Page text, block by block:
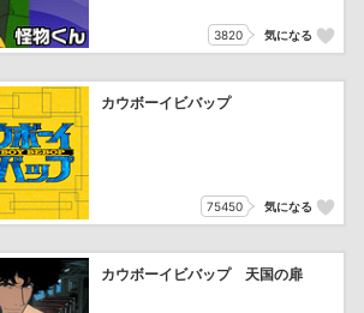
3820 気になる
カウボーイビバップ
75450 気になる
カウボーイビバップ 天国の扉